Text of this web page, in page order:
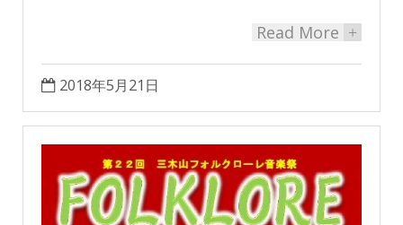
Read More +
2018年5月21日